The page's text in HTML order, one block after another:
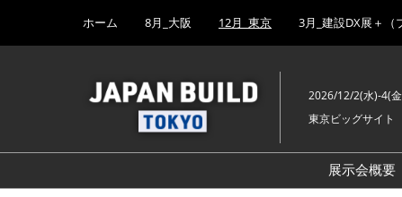
キ
し
to
ホーム 8月_大阪 12月_東京 3月_建設DX展＋（
2026/12/2(水)-4(
東京ビッグサイト
展示会概要